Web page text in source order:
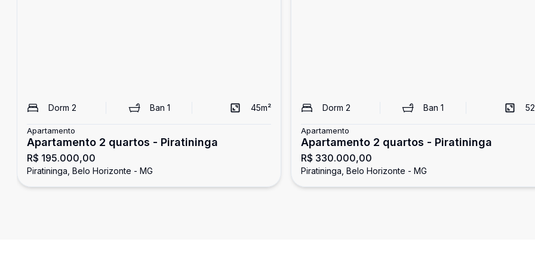
Dorm 2 Ban 1 45m²
Apartamento
Apartamento 2 quartos - Piratininga
R$ 195.000,00
Piratininga, Belo Horizonte - MG
Dorm 2 Ban1 52
Apartamento
Apartamento 2 quartos - Piratininga
R$ 330.000,00
Piratininga, Belo Horizonte - MG